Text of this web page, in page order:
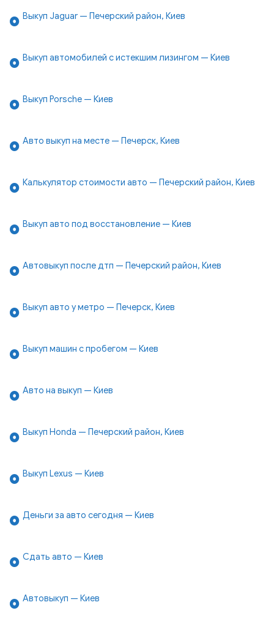
Выкуп Jaguar — Печерский район, Киев
Выкуп автомобилей с истекшим лизингом — Киев
Выкуп Porsche — Киев
Авто выкуп на месте — Печерск, Киев
Калькулятор стоимости авто — Печерский район, Киев
Выкуп авто под восстановление — Киев
Автовыкуп после дтп — Печерский район, Киев
Выкуп авто у метро — Печерск, Киев
Выкуп машин с пробегом — Киев
Авто на выкуп — Киев
Выкуп Honda — Печерский район, Киев
Выкуп Lexus — Киев
Деньги за авто сегодня — Киев
Сдать авто — Киев
Автовыкуп — Киев